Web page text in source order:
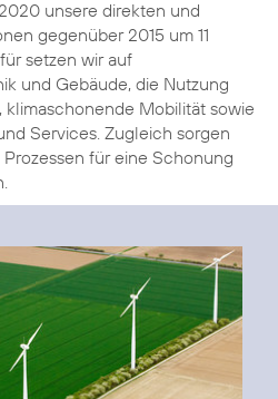
unsere direkten und
gegenüber 2015 um 11
setzen wir auf
und Gebäude, die Nutzung
, klimaschonende Mobilität sowie
Services. Zugleich sorgen
für eine Schonung